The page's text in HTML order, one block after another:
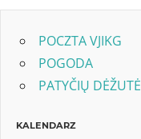
POCZTA VJIKG
POGODA
PATYČIŲ DĖŽUTĖ